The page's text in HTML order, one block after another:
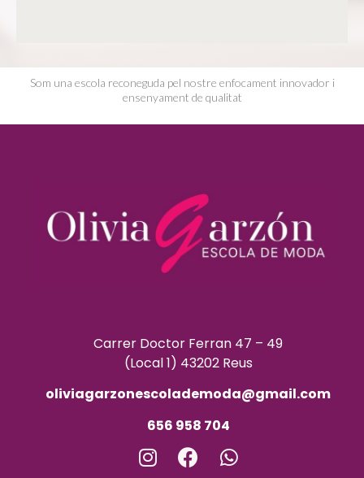
Som una escola reconeguda pel nostre enfocament innovador i
ensenyament de qualitat
Carrer Doctor Ferran 47 – 49
(Local 1) 43202 Reus
oliviagarzonescolademoda@gmail.com
656 958 704